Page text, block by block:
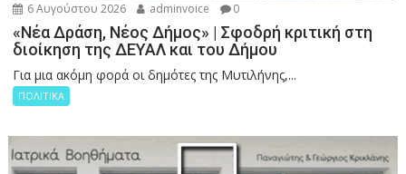
6 Αυγούστου 2026 adminvoice 0
«Νέα Δράση, Νέος Δήμος» | Σφοδρή κριτική στη
διοίκηση της ΔΕΥΑΛ και του Δήμου
Για μια ακόμη φορά οι δημότες της Μυτιλήνης,...
ΠΟΛΙΤΙΚΑ